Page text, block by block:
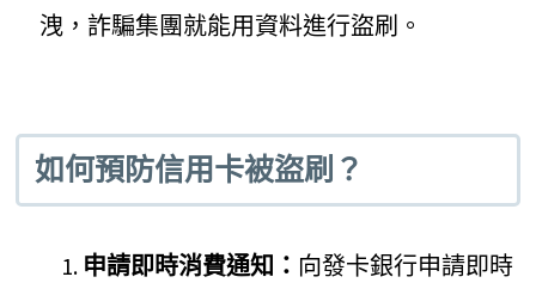
洩，詐騙集團就能用資料進行盜刷。
如何預防信用卡被盜刷？
申請即時消費通知： 向發卡銀行申請即時